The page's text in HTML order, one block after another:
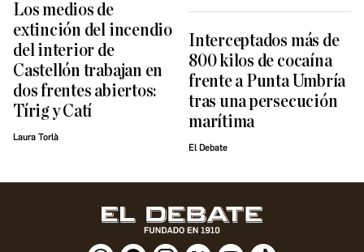
Los medios de
extinción del incendio
del interior de
Castellón trabajan en
dos frentes abiertos:
Tírig y Catí
Laura Torlà
Interceptados más de
800 kilos de cocaína
frente a Punta Umbría
tras una persecución
marítima
El Debate